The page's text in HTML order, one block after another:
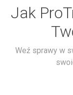
Jak
Weź sprawy w